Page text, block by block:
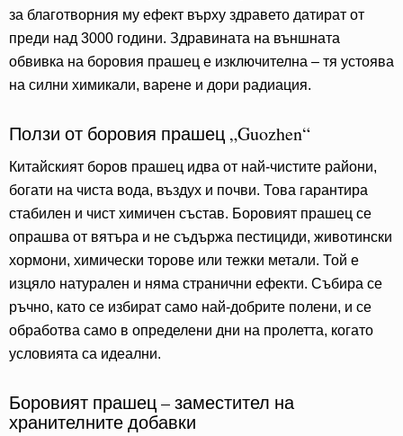
за благотворния му ефект върху здравето датират от
преди над 3000 години. Здравината на външната
обвивка на боровия прашец е изключителна – тя устоява
на силни химикали, варене и дори радиация.
Ползи от боровия прашец „Guozhen“
Китайският боров прашец идва от най-чистите райони,
богати на чиста вода, въздух и почви. Това гарантира
стабилен и чист химичен състав. Боровият прашец се
опрашва от вятъра и не съдържа пестициди, животински
хормони, химически торове или тежки метали. Той е
изцяло натурален и няма странични ефекти. Събира се
ръчно, като се избират само най-добрите полени, и се
обработва само в определени дни на пролетта, когато
условията са идеални.
Боровият прашец – заместител на
хранителните добавки